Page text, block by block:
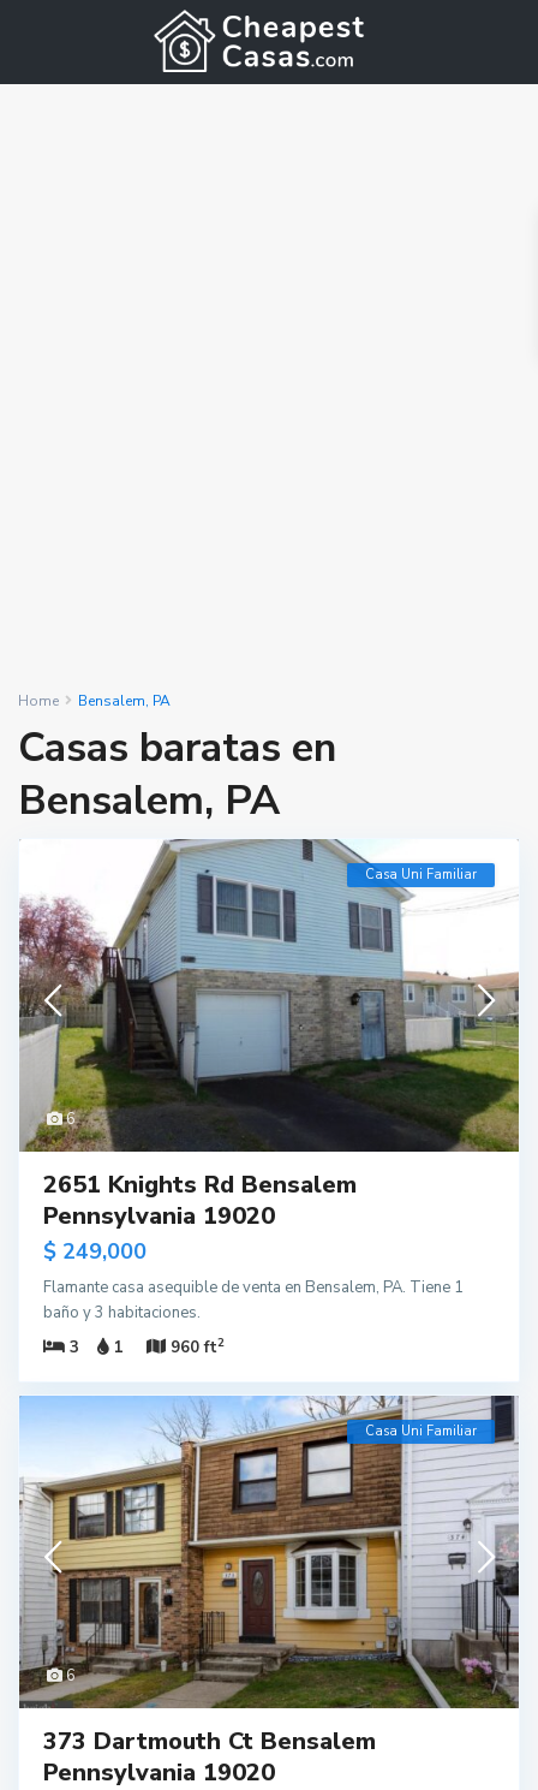
Home Bensalem, PA
Casas baratas en
Bensalem, PA
6
Casa Uni Familiar
2651 Knights Rd Bensalem
Pennsylvania 19020
$ 249,000
Flamante casa asequible de venta en Bensalem, PA. Tiene 1
baño y 3 habitaciones.
3
1 960 ft2
6
Casa Uni Familiar
373 Dartmouth Ct Bensalem
Pennsylvania 19020